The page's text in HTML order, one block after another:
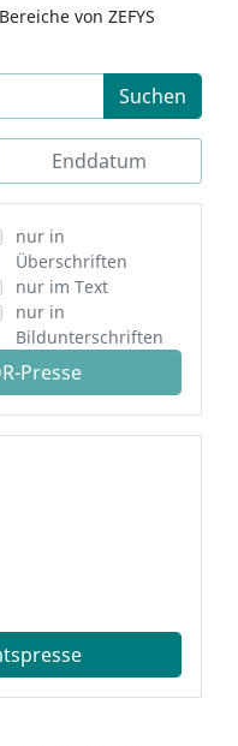
von ZEFYS
Suchen
nur in
Überschriften
nur im Text
nur in
Bildunterschriften
Presse